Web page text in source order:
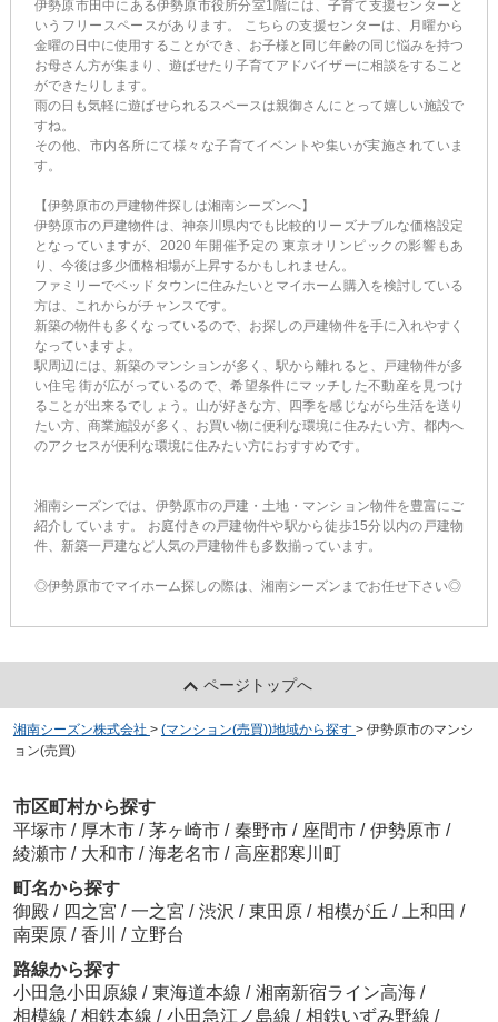
伊勢原市田中にある伊勢原市役所分室1階には、子育て支援センターと
いうフリースペースがあります。 こちらの支援センターは、月曜から
金曜の日中に使用することができ、お子様と同じ年齢の同じ悩みを持つ
お母さん方が集まり、遊ばせたり子育てアドバイザーに相談をすること
ができたりします。
雨の日も気軽に遊ばせられるスペースは親御さんにとって嬉しい施設で
すね。
その他、市内各所にて様々な子育てイベントや集いが実施されていま
す。
【伊勢原市の戸建物件探しは湘南シーズンへ】
伊勢原市の戸建物件は、神奈川県内でも比較的リーズナブルな価格設定
となっていますが、2020 年開催予定の 東京オリンピックの影響もあ
り、今後は多少価格相場が上昇するかもしれません。
ファミリーでベッドタウンに住みたいとマイホーム購入を検討している
方は、これからがチャンスです。
新築の物件も多くなっているので、お探しの戸建物件を手に入れやすく
なっていますよ。
駅周辺には、新築のマンションが多く、駅から離れると、戸建物件が多
い住宅 街が広がっているので、希望条件にマッチした不動産を見つけ
ることが出来るでしょう。山が好きな方、四季を感じながら生活を送り
たい方、商業施設が多く、お買い物に便利な環境に住みたい方、都内へ
のアクセスが便利な環境に住みたい方におすすめです。
湘南シーズンでは、伊勢原市の戸建・土地・マンション物件を豊富にご
紹介しています。 お庭付きの戸建物件や駅から徒歩15分以内の戸建物
件、新築一戸建など人気の戸建物件も多数揃っています。
◎伊勢原市でマイホーム探しの際は、湘南シーズンまでお任せ下さい◎
ページトップへ
湘南シーズン株式会社 > (マンション(売買))地域から探す > 伊勢原市のマンシ
ョン(売買)
市区町村から探す
平塚市 / 厚木市 / 茅ヶ崎市 / 秦野市 / 座間市 / 伊勢原市 /
綾瀬市 / 大和市 / 海老名市 / 高座郡寒川町
町名から探す
御殿 / 四之宮 / 一之宮 / 渋沢 / 東田原 / 相模が丘 / 上和田 /
南栗原 / 香川 / 立野台
路線から探す
小田急小田原線 / 東海道本線 / 湘南新宿ライン高海 /
相模線 / 相鉄本線 / 小田急江ノ島線 / 相鉄いずみ野線 /